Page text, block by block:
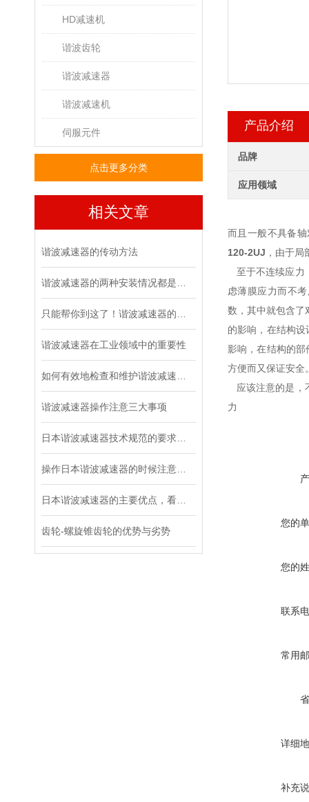
HD减速机
谐波齿轮
谐波减速器
谐波减速机
伺服元件
点击更多分类
相关文章
谐波减速器的传动方法
谐波减速器在工业领域中的重要性
谐波减速器操作注意三大事项
齿轮-螺旋锥齿轮的优势与劣势
产品介绍
品牌
应用领域
而且一般不具备
120-2UJ ，由于
至于不连续应力
虑薄膜应力而不
数，其中就包含了
的影响，在结构
影响，在结构的
方便而又保证安全
应该注意的是，
力
您的
您的
联系
常用
详细
补充